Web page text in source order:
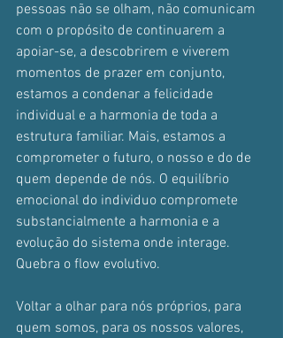
pessoas não se olham, não comunicam
com o propósito de continuarem a
apoiar-se, a descobrirem e viverem
momentos de prazer em conjunto,
estamos a condenar a felicidade
individual e a harmonia de toda a
estrutura familiar. Mais, estamos a
comprometer o futuro, o nosso e do de
quem depende de nós. O equilíbrio
emocional do individuo compromete
substancialmente a harmonia e a
evolução do sistema onde interage.
Quebra o flow evolutivo.
Voltar a olhar para nós próprios, para
quem somos, para os nossos valores,